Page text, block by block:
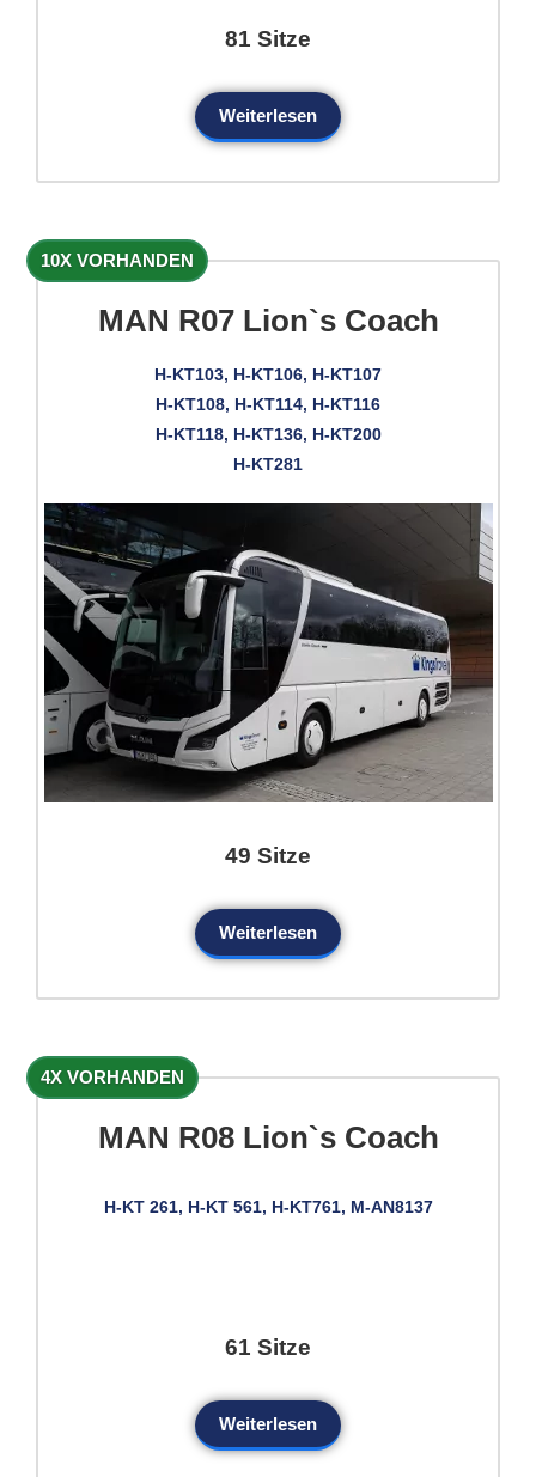
81 Sitze
Weiterlesen
10X VORHANDEN
MAN R07 Lion`s Coach
H-KT103, H-KT106, H-KT107
H-KT108, H-KT114, H-KT116
H-KT118, H-KT136, H-KT200
H-KT281
49 Sitze
Weiterlesen
4X VORHANDEN
MAN R08 Lion`s Coach
H-KT 261, H-KT 561, H-KT761, M-AN8137
61 Sitze
Weiterlesen